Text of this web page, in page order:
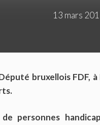
13 mars
bruxellois FDF,
personnes